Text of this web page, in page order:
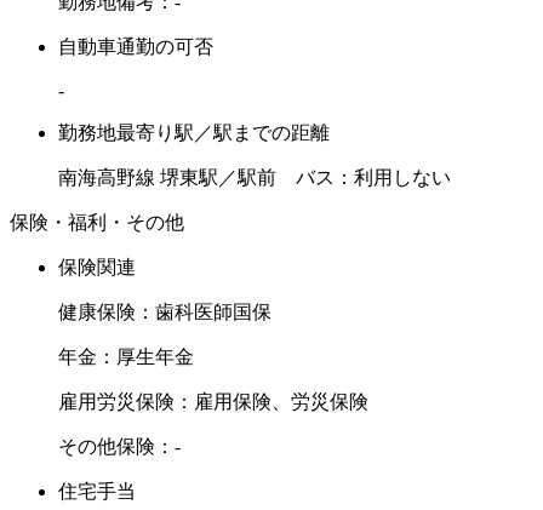
自動車通勤の可否
-
勤務地最寄り駅／駅までの距離
南海高野線 堺東駅／駅前 バス：利用しない
保険・福利・その他
保険関連
健康保険：歯科医師国保
年金：厚生年金
雇用労災保険：雇用保険、労災保険
その他保険：-
住宅手当